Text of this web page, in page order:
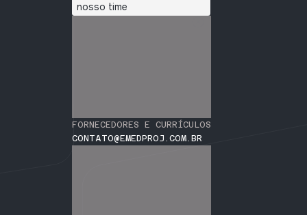
nosso time
FORNECEDORES E CURRÍCULOS
CONTATO@EMEDPROJ.COM.BR